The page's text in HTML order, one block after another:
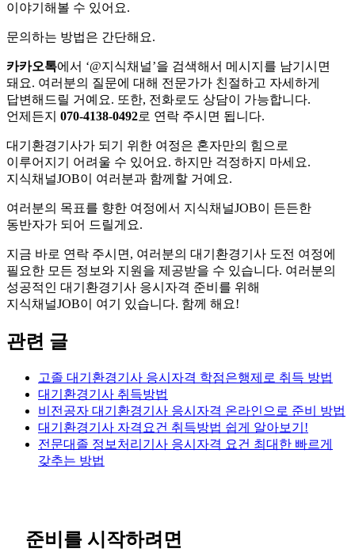
이야기해볼 수 있어요.
문의하는 방법은 간단해요.
카카오톡에서 ‘@지식채널’을 검색해서 메시지를 남기시면
돼요. 여러분의 질문에 대해 전문가가 친절하고 자세하게
답변해드릴 거예요. 또한, 전화로도 상담이 가능합니다.
언제든지 070-4138-0492로 연락 주시면 됩니다.
대기환경기사가 되기 위한 여정은 혼자만의 힘으로
이루어지기 어려울 수 있어요. 하지만 걱정하지 마세요.
지식채널JOB이 여러분과 함께할 거예요.
여러분의 목표를 향한 여정에서 지식채널JOB이 든든한
동반자가 되어 드릴게요.
지금 바로 연락 주시면, 여러분의 대기환경기사 도전 여정에
필요한 모든 정보와 지원을 제공받을 수 있습니다. 여러분의
성공적인 대기환경기사 응시자격 준비를 위해
지식채널JOB이 여기 있습니다. 함께 해요!
관련 글
고졸 대기환경기사 응시자격 학점은행제로 취득 방법
대기환경기사 취득방법
비전공자 대기환경기사 응시자격 온라인으로 준비 방법
대기환경기사 자격요건 취득방법 쉽게 알아보기!
전문대졸 정보처리기사 응시자격 요건 최대한 빠르게
갖추는 방법
준비를 시작하려면